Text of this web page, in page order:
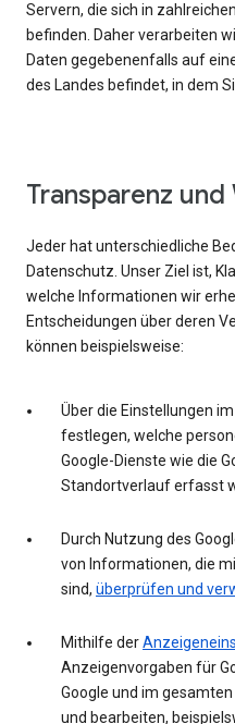
Servern, die sich in
befinden. Daher verarbeiten
Daten gegebenenfalls auf
des Landes befindet, in dem
Transparenz
Jeder hat unterschiedliche
Datenschutz. Unser Ziel ist,
welche Informationen wir
Entscheidungen über deren
können beispielsweise:
Über die Einstellungen im
festlegen, welche
Google-Dienste wie die
Standortverlauf erfasst
Durch Nutzung des
von Informationen, die
sind, überprüfen und
Mithilfe der
Anzeigenvorgaben für
Google und im
und bearbeiten,